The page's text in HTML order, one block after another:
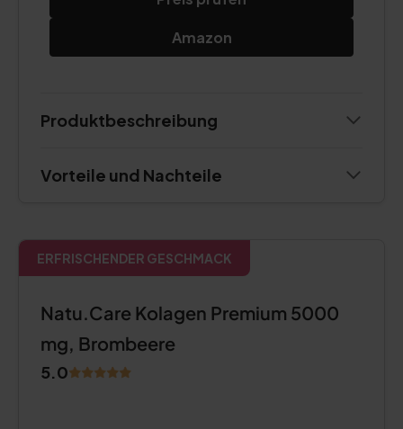
Amazon
Produktbeschreibung
Vorteile und Nachteile
ERFRISCHENDER GESCHMACK
Natu.Care Kolagen Premium 5000
mg, Brombeere
5.0